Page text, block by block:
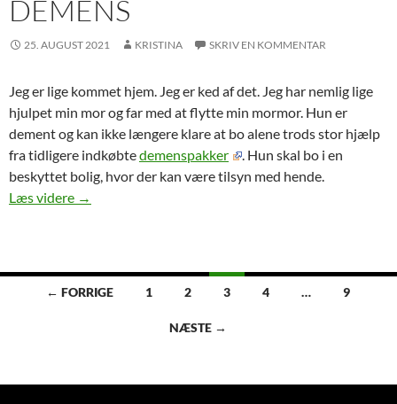
DEMENS
25. AUGUST 2021 KRISTINA SKRIV EN KOMMENTAR
Jeg er lige kommet hjem. Jeg er ked af det. Jeg har nemlig lige
hjulpet min mor og far med at flytte min mormor. Hun er
dement og kan ikke længere klare at bo alene trods stor hjælp
fra tidligere indkøbtedemenspakker
. Hun skal bo i en
beskyttet bolig, hvor der kan være tilsyn med hende.
Læs videre Demens
→
Indlægsnavigation
← FORRIGE 1 2 3 4 … 9
NÆSTE →